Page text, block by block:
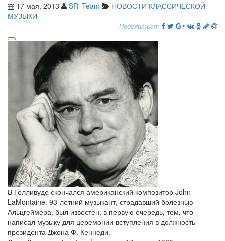
17 мая, 2013 SR' Team
НОВОСТИ КЛАССИЧЕСКОЙ
МУЗЫКИ
Поделиться:
В Голливуде скончался американский композитор John
LaMontaine. 93-летний музыкант, страдавший болезнью
Альцгеймера, был известен, в первую очередь, тем, что
написал музыку для церемонии вступления в должность
президента Джона Ф. Кеннеди.